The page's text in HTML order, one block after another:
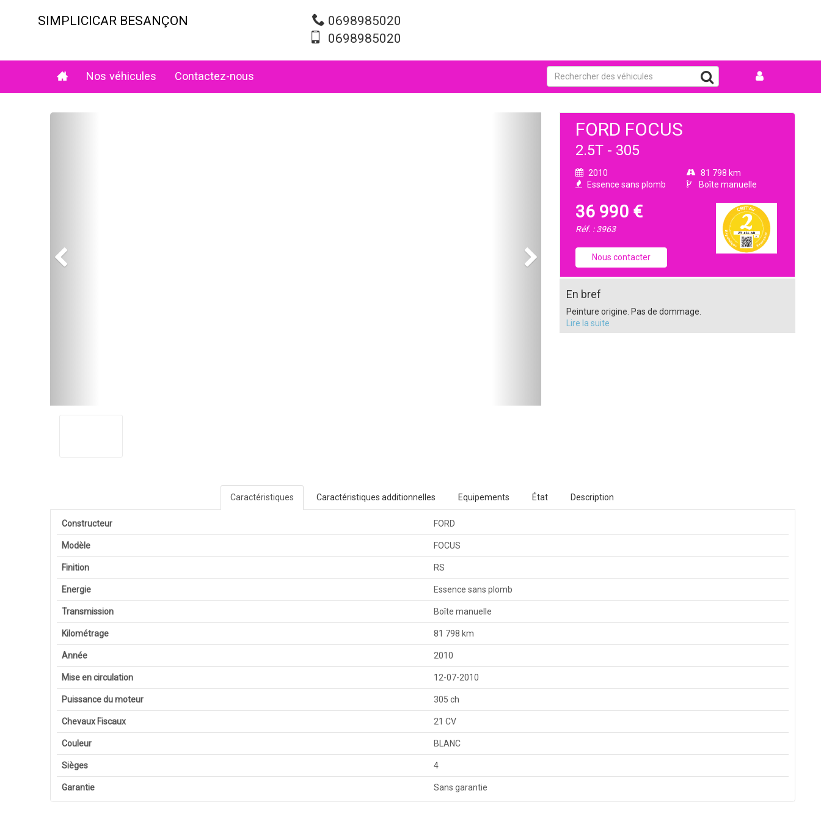
SIMPLICICAR BESANÇON
0698985020
0698985020
Nos véhicules Contactez-nous
FORD FOCUS
2.5T - 305
2010
81 798 km
Essence sans plomb
Boîte manuelle
36 990 €
Réf. : 3963
Nous contacter
En bref
Peinture origine. Pas de dommage.
Lire la suite
Caractéristiques Caractéristiques additionnelles Equipements État Description
Constructeur FORD
Modèle FOCUS
Finition RS
Energie Essence sans plomb
Transmission Boîte manuelle
Kilométrage 81 798 km
Année 2010
Mise en circulation 12-07-2010
Puissance du moteur 305 ch
Chevaux Fiscaux 21 CV
Couleur BLANC
Sièges 4
Garantie Sans garantie